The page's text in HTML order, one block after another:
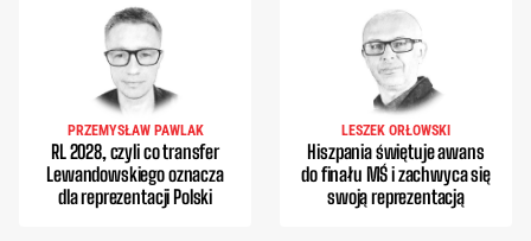
PRZEMYSŁAW PAWLAK
RL 2028, czyli co transfer
Lewandowskiego oznacza
dla reprezentacji Polski
LESZEK ORŁOWSKI
Hiszpania świętuje awans
do finału MŚ i zachwyca się
swoją reprezentacją